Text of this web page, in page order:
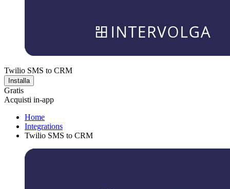
Twilio SMS to CRM
Installa
Gratis
Acquisti in-app
Home
Integrations
Twilio SMS to CRM